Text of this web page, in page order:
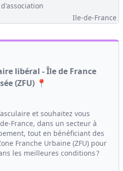
Ile-de-France
libéral - Île de France
(ZFU) 📍
et souhaitez vous
France, dans un secteur à
tout en bénéficiant des
Franche Urbaine (ZFU) pour
les meilleures conditions ?